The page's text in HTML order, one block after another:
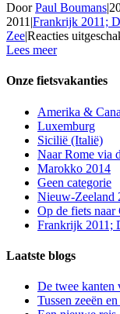
DoorPaul Boumans|
2011 |Frankrijk 2011;
Zee|Reacties
Lees meer
Onze fietsvakanties
Amerika &
Luxemburg
Sicilië (Italië)
Naar Rome via
Marokko 2014
Geen categorie
Nieuw-Zeeland
Op de fiets naar
Frankrijk 2011;
Laatste blogs
De twee kanten
Tussen zeeën